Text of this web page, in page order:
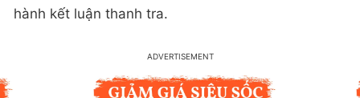
hành kết luận thanh tra.